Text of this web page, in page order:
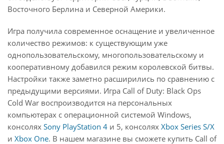
Восточного Берлина и Северной Америки.
Игра получила современное оснащение и увеличенное
количество режимов: к существующим уже
однопользовательскому, многопользовательскому и
кооперативному добавился режим королевской битвы.
Настройки также заметно расширились по сравнению с
предыдущими версиями. Игра Call of Duty: Black Ops
Cold War воспроизводится на персональных
компьютерах с операционной системой Windows,
консолях Sony PlayStation 4 и 5, консолях Xbox Series S/X
и Xbox One. В нашем магазине вы сможете купить Call of